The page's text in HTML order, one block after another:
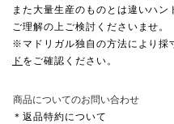
また大量生産のものとは違いハン
ご理解の上ご検討くださいませ。
※マドリガル独自の方法により採
ド をご確認ください。
商品についてのお問い合わせ
＊返品特約について